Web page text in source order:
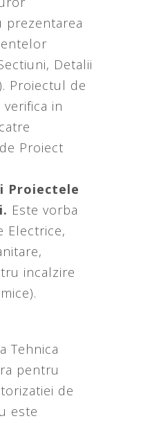
prezentarea
Detalii
Proiectul de
in
Proiect
Proiectele
Este vorba
Electrice,
incalzire
Tehnica
pentru
de
este